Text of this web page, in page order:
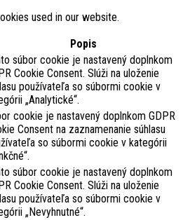
used in our website.
Popis
súbor cookie je nastavený doplnkom
Cookie Consent. Slúži na uloženie
používateľa so súbormi cookie v
„Analytické“.
cookie je nastavený doplnkom GDPR
Consent na zaznamenanie súhlasu
so súbormi cookie v kategórii
súbor cookie je nastavený doplnkom
Cookie Consent. Slúži na uloženie
používateľa so súbormi cookie v
„Nevyhnutné“.